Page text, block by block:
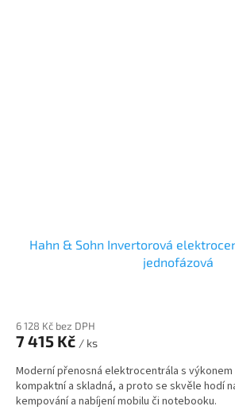
Hahn & Sohn Invertorová
jednofázová
6 128 Kč bez DPH
7 415 Kč / ks
Moderní přenosná elektrocentrála s výkonem
kompaktní a skladná, a proto se skvěle hodí
kempování a nabíjení mobilu či notebooku.